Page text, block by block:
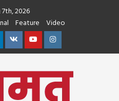
7th, 2026
Feature
Video
VK YoutubeInstagram